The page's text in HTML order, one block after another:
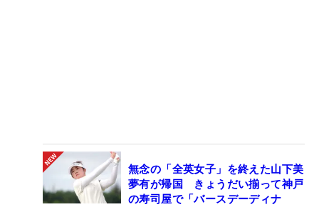
無念の「全英女子」を終えた山下美
夢有が帰国 きょうだい揃って神戸
の寿司屋で「バースデーディナ